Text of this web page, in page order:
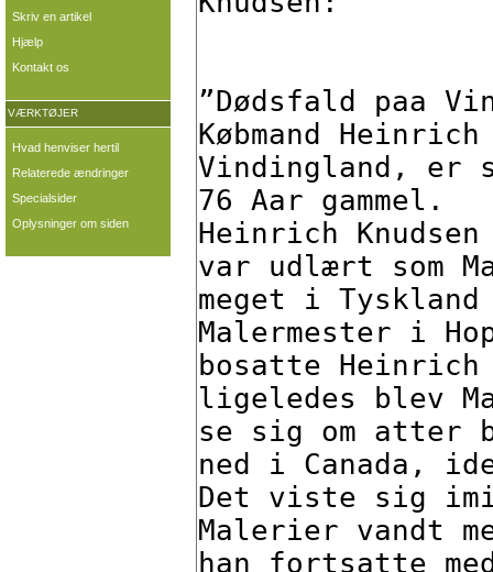
Skriv en artikel
Hjælp
Kontakt os
VÆRKTØJER
Hvad henviser hertil
Relaterede ændringer
Specialsider
Oplysninger om siden